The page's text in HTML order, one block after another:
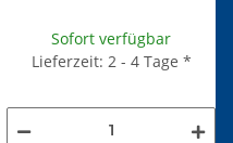
Sofort verfügbar
Lieferzeit: 2 - 4 Tage *